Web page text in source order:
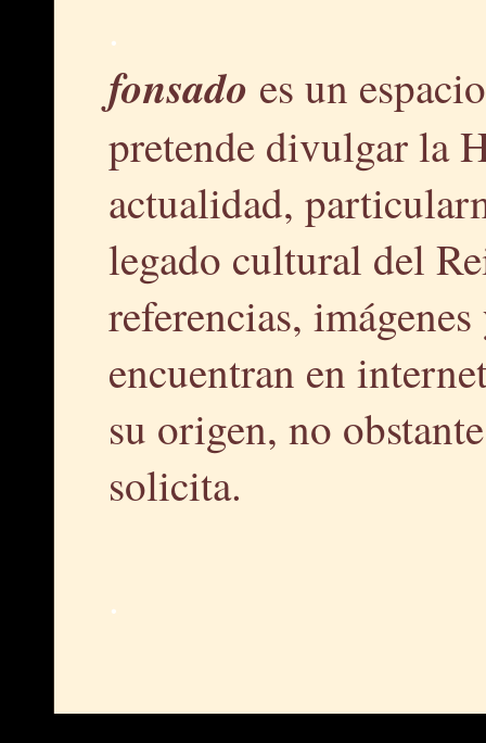
.
fonsado es un
pretende divulgar la
actualidad,
legado cultural del
referencias,
encuentran en
su origen, no
solicita.
.